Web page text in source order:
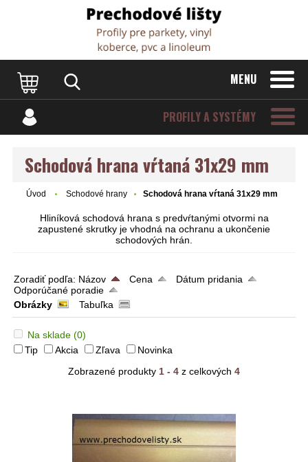
MENU
PROFILY A SYSTÉMY
Schodová hrana vŕtaná 31x29 mm
Úvod Schodové hrany Schodová hrana vŕtaná 31x29 mm
Hliníková schodová hrana s predvŕtanými otvormi na
zapustené skrutky je vhodná na ochranu a ukončenie
schodových hrán.
Zoradiť podľa: Názov Cena
Dátum pridania
Odporúčané poradie
Obrázky
Tabuľka
Na sklade (0)
Tip
Akcia Zľava
Novinka
Zobrazené produkty 1 - 4 z celkových 4
Dvere Podlahy